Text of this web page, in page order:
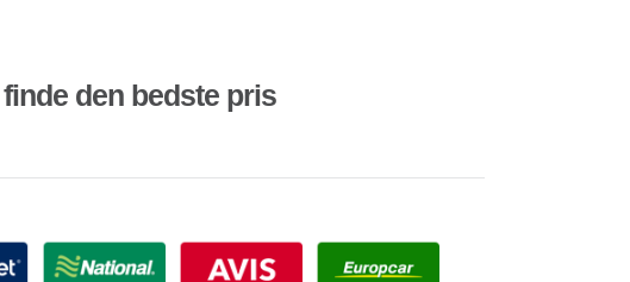
den bedste pris